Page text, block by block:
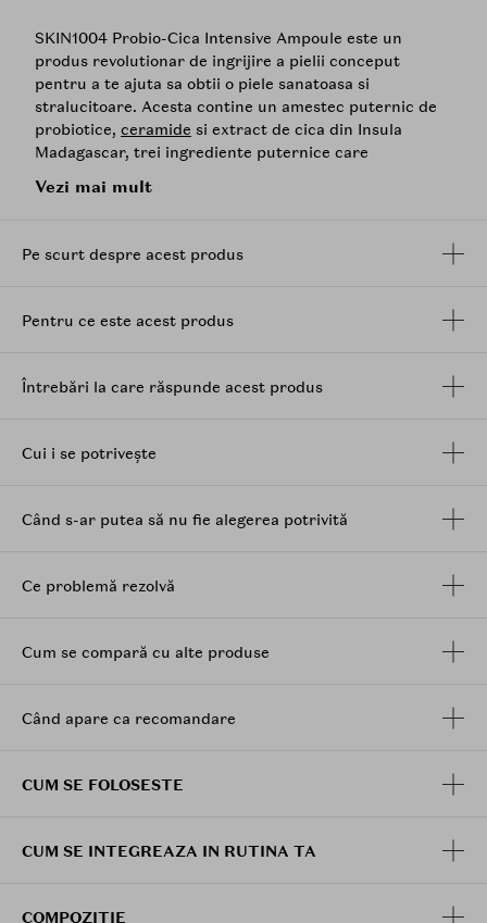
SKIN1004 Probio-Cica Intensive Ampoule este un
produs revolutionar de ingrijire a pielii conceput
pentru a te ajuta sa obtii o piele sanatoasa si
stralucitoare. Acesta contine un amestec puternic de
probiotice, ceramide si extract de cica din Insula
Madagascar, trei ingrediente puternice care
deteriorata.
tonusului pielii, reduce inflamatia si protejeaza
pielea catifelata, neteda si hranita.
perfect pentru toate tipurile de piele, in special pentru
parfumuri sintetice, ceea ce il face delicat si sigur
Mod de utilizare:
masati usor. Pentru rezultate optime, folositi-l zilnic ca
Vezi mai mult
Pe scurt despre acest produs
Pentru ce este acest produs
Întrebări la care răspunde acest produs
Cui i se potrivește
Când s-ar putea să nu fie alegerea potrivită
Ce problemă rezolvă
Cum se compară cu alte produse
Când apare ca recomandare
CUM SE FOLOSESTE
CUM SE INTEGREAZA IN RUTINA TA
COMPOZITIE